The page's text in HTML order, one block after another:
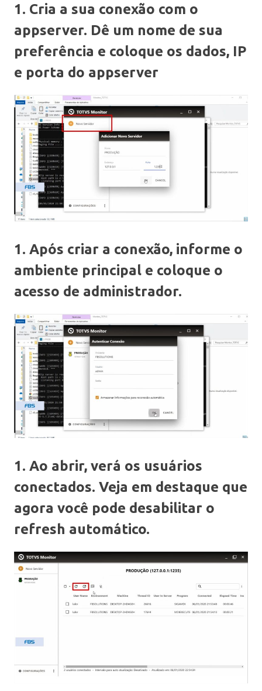
1. Cria a sua conexão com o
appserver. Dê um nome de sua
preferência e coloque os dados, IP
e porta do appserver
1. Após criar a conexão, informe o
ambiente principal e coloque o
acesso de administrador.
1. Ao abrir, verá os usuários
conectados. Veja em destaque que
agora você pode desabilitar o
refresh automático.